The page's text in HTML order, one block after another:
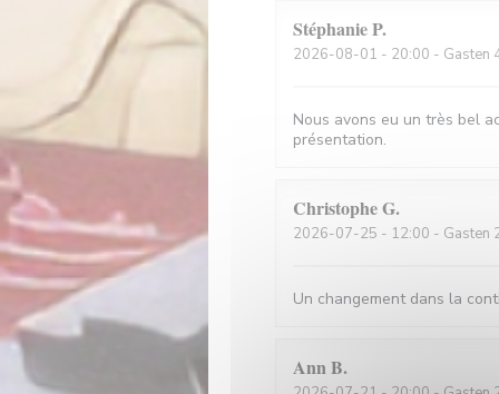
StéphanieP
2026-08-01 - 20:00 - Gasten
Nous avons eu un très bel
présentation.
ChristopheG
2026-07-25 - 12:00 - Gasten
Un changement dans la
AnnB